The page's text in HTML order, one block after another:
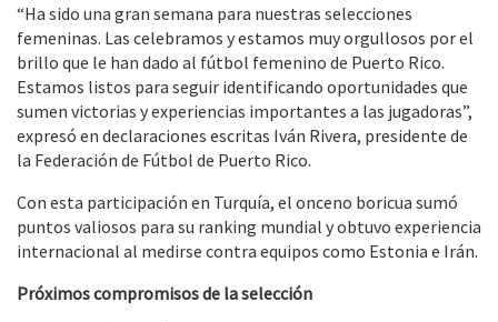
“Ha sido una gran semana para nuestras selecciones
femeninas. Las celebramos y estamos muy orgullosos por el
brillo que le han dado al fútbol femenino de Puerto Rico.
Estamos listos para seguir identificando oportunidades que
sumen victorias y experiencias importantes a las jugadoras”,
expresó en declaraciones escritas Iván Rivera, presidente de
la Federación de Fútbol de Puerto Rico.
Con esta participación en Turquía, el onceno boricua sumó
puntos valiosos para su ranking mundial y obtuvo experiencia
internacional al medirse contra equipos como Estonia e Irán.
Próximos compromisos de la selección